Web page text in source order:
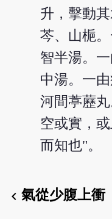
升，擊動
芩、山梔
智半湯。
中湯。一
河間葶藶
空或實，
而知也"。
chevron_left氣從少腹上衝